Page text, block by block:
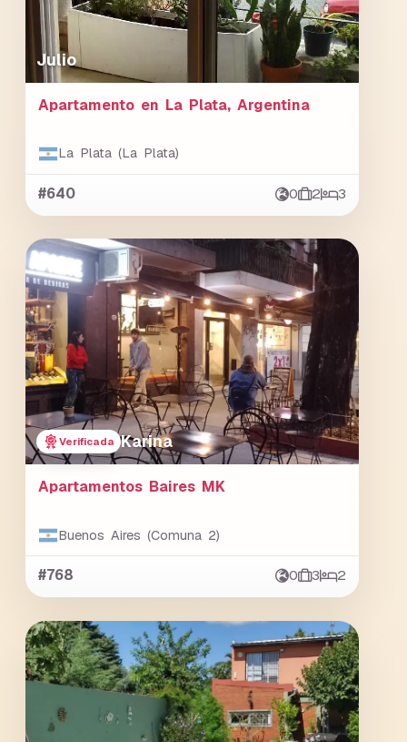
Julio
Apartamento en La Plata, Argentina
La Plata (La Plata)
#640 0 2 3
Verificada Karina
Apartamentos Baires MK
Buenos Aires (Comuna 2)
#768 0 3 2